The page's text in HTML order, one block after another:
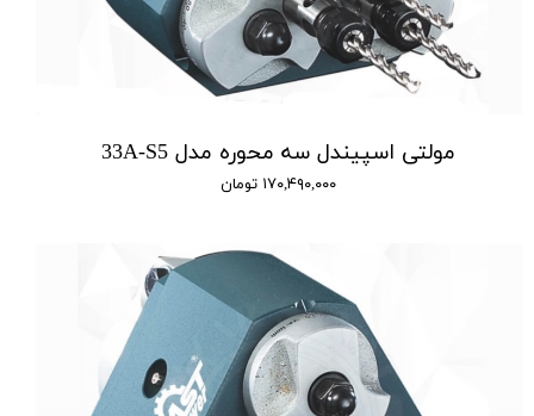
مولتی اسپیندل سه محوره مدل 33A-S5
۱۷۰,۴۹۰,۰۰۰ تومان